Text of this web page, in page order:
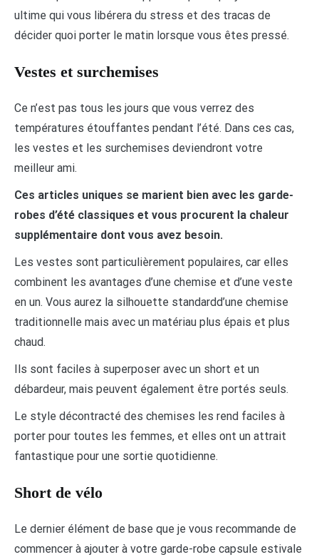
ultime qui vous libérera du stress et des tracas de
décider quoi porter le matin lorsque vous êtes pressé.
Vestes et surchemises
Ce n’est pas tous les jours que vous verrez des
températures étouffantes pendant l’été. Dans ces cas,
les vestes et les surchemises deviendront votre
meilleur ami.
Ces articles uniques se marient bien avec les garde-
robes d’été classiques et vous procurent la chaleur
supplémentaire dont vous avez besoin.
Les vestes sont particulièrement populaires, car elles
combinent les avantages d’une chemise et d’une veste
en un. Vous aurez la silhouette standardd’une chemise
traditionnelle mais avec un matériau plus épais et plus
chaud.
Ils sont faciles à superposer avec un short et un
débardeur, mais peuvent également être portés seuls.
Le style décontracté des chemises les rend faciles à
porter pour toutes les femmes, et elles ont un attrait
fantastique pour une sortie quotidienne.
Short de vélo
Le dernier élément de base que je vous recommande de
commencer à ajouter à votre garde-robe capsule estivale